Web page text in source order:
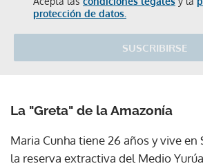
protección de datos.
SUSCRIBIRSE
La "Greta" de la Amazonía
Maria Cunha tiene 26 años y vive en
la reserva extractiva del Medio